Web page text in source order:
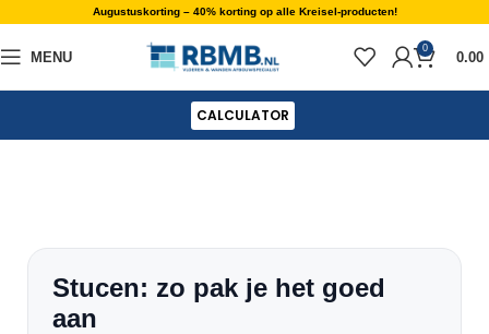
Augustuskorting – 40% korting op alle Kreisel-producten!
MENU
0
0.00
CALCULATOR
Stucen: zo pak je het goed
aan